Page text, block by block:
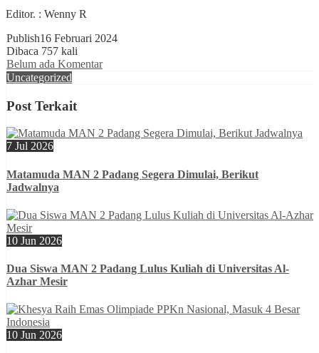
Editor. : Wenny R
Publish16 Februari 2024
Dibaca 757 kali
Belum ada Komentar
Uncategorized
Post Terkait
7 Jul 2026
Matamuda MAN 2 Padang Segera Dimulai, Berikut
Jadwalnya
10 Jun 2026
Dua Siswa MAN 2 Padang Lulus Kuliah di Universitas Al-
Azhar Mesir
10 Jun 2026